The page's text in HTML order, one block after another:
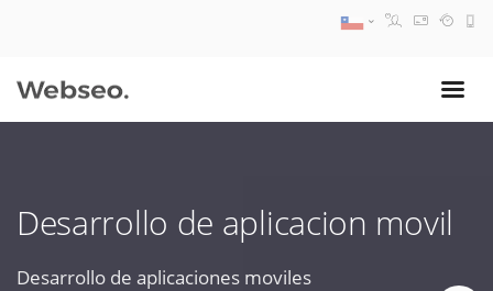
Desarrollo de aplicacion movil
Desarrollo de aplicaciones moviles
09:30 AM A 18:30 PM
soporte@webseo.cl